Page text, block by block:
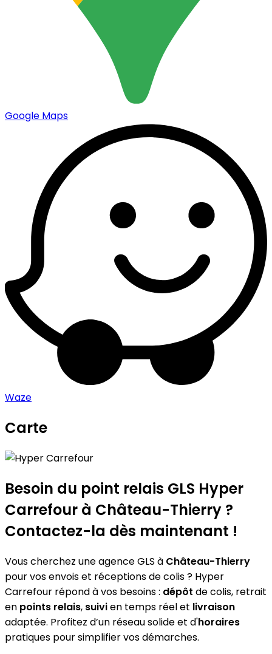
Google Maps
Waze
Carte
+
−
Besoin du point relais GLS Hyper
Carrefour à Château-Thierry ?
Contactez-la dès maintenant !
Vous cherchez une agence GLS à Château-Thierry
pour vos envois et réceptions de colis ? Hyper
Carrefour répond à vos besoins : dépôt de colis, retrait
en points relais, suivien temps réel et livraison
adaptée. Profitez d’un réseau solide et d'horaires
pratiques pour simplifier vos démarches.